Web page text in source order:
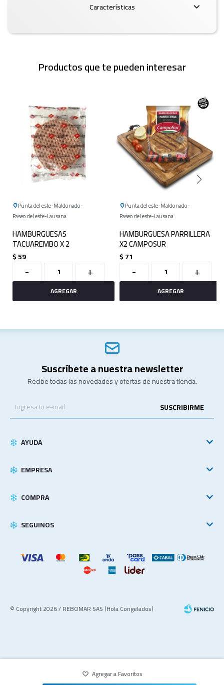
Características
Productos que te pueden interesar
Punta del este Maldonado
Paseo del este Lausana
HAMBURGUESAS
TACUAREMBO X 2
$59
- +
Punta del este Maldonado
Paseo del este Lausana
HAMBURGUESA PARRILLERA
X2 CAMPOSUR
$71
- +
Suscríbete a nuestra newsletter
Recibe todas las novedades y ofertas de nuestra tienda.
SUSCRIBIRME
AYUDA
EMPRESA
COMPRA
SEGUINOS
© Copyright 2026 / REBOMAR SAS (Hola Congelados)